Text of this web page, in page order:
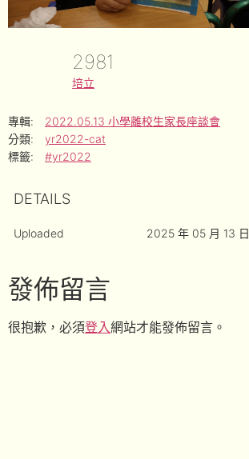
2981
培立
專輯:
2022.05.13 小學離校生家長座談會
分類:
yr2022-cat
標籤:
#yr2022
DETAILS
Uploaded 2025 年 05 月 13 日
發佈留言
很抱歉，必須登入網站才能發佈留言。